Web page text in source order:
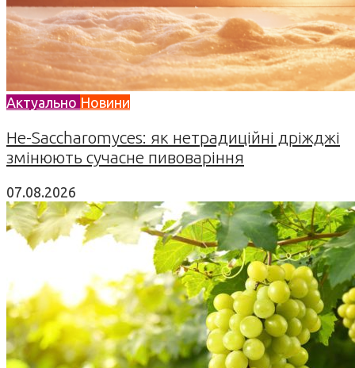
Актуально Новини
Не-Saccharomyces: як нетрадиційні дріжджі
змінюють сучасне пивоваріння
07.08.2026